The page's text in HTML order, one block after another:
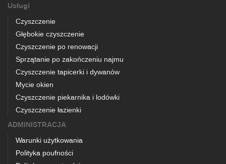
Usługi
Czyszczenie
Głębokie czyszczenie
Czyszczenie po renowacji
Sprzątanie po zakończeniu najmu
Czyszczenie tapicerki i dywanów
Mycie okien
Czyszczenie piekarnika i lodówki
Czyszczenie łazienki
ADMINISTRACJA
Warunki użytkowania
Polityka poufności